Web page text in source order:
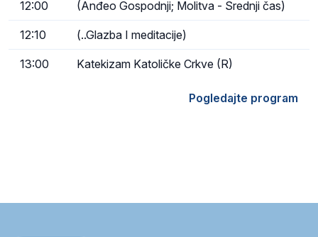
12:00 (Anđeo Gospodnji; Molitva - Srednji čas)
12:10 (..Glazba I meditacije)
13:00 Katekizam Katoličke Crkve (R)
Pogledajte program